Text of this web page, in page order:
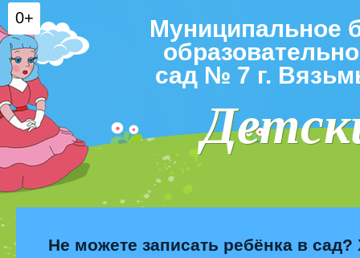
Муниципальное
сад № 7 г.
Не можете записать ребёнка в сад?
0+